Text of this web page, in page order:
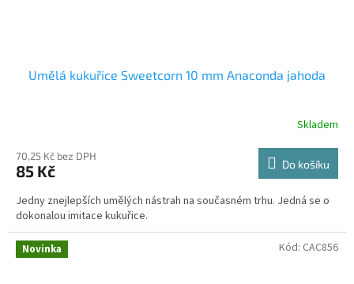
Umělá kukuřice Sweetcorn 10 mm Anaconda jahoda
Skladem
70,25 Kč bez DPH
85 Kč Do košíku
Jedny znejlepších umělých nástrah na současném trhu. Jedná se o
dokonalou imitace kukuřice.
Novinka Kód: CAC856